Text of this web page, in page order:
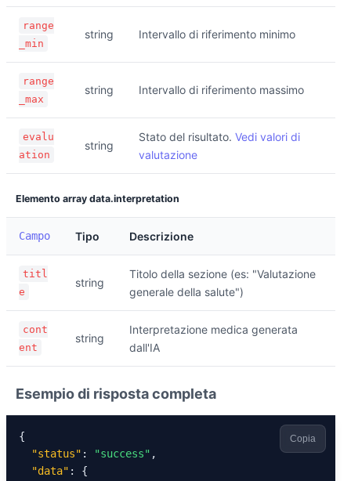
range
_min
string Intervallo di riferimento minimo
range
_max
string Intervallo di riferimento massimo
evalu
ation
string
Stato del risultato. Vedi valori di
valutazione
Elemento array data.interpretation
Campo Tipo Descrizione
titl
e
string
Titolo della sezione (es: "Valutazione
generale della salute")
cont
ent
string
Interpretazione medica generata
dall'IA
Esempio di risposta completa
{
"status" : "success" ,
"data" : {
Copia